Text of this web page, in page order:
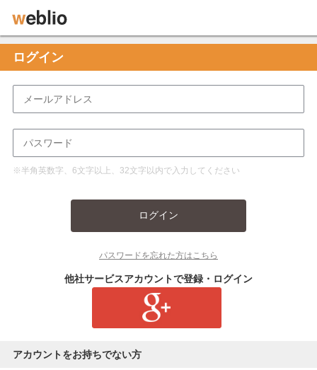
ログイン
※半角英数字、6文字以上、32文字以内で入力してください
ログイン
パスワードを忘れた方はこちら
他社サービスアカウントで登録・ログイン
アカウントをお持ちでない方